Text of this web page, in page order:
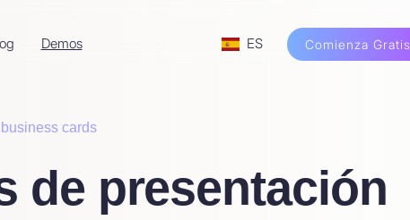
Demos ES Comienza Gratis
cards
de presentación